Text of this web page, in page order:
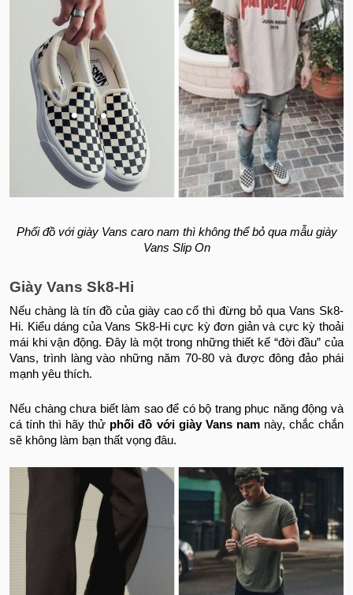
Phối đồ với giày Vans caro nam thì không thể bỏ qua mẫu giày
Vans Slip On
Giày Vans Sk8-Hi
Nếu chàng là tín đồ của giày cao cổ thì đừng bỏ qua Vans Sk8-
Hi. Kiểu dáng của Vans Sk8-Hi cực kỳ đơn giản và cực kỳ thoải
mái khi vận động. Đây là một trong những thiết kế “đời đầu” của
Vans, trình làng vào những năm 70-80 và được đông đảo phái
mạnh yêu thích.
Nếu chàng chưa biết làm sao để có bộ trang phục năng động và
cá tính thì hãy thử phối đồ với giày Vans namnày, chắc chắn
sẽ không làm bạn thất vọng đâu.